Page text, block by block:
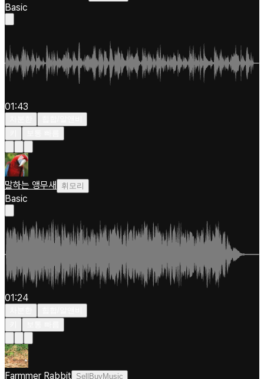
Basic
01:43
말하는 앵무새 휘모리
Basic
01:24
Farmmer Rabbit SellBuyMusic